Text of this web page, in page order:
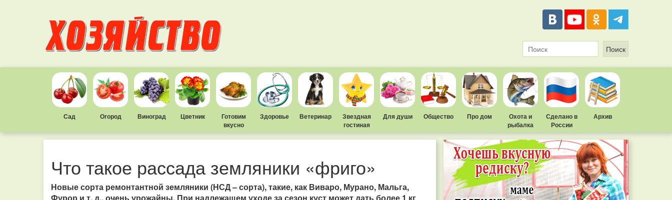
Сад Огород Виноград Цветник
Готовим
вкусно
Здоровье Ветеринар
Звездная
гостиная
Для души Общество Про дом
Охота и
рыбалка
Сделано в
России
Архив
Что такое рассада земляники «фриго»
Новые сорта ремонтантной земляники (НСД – сорта), такие, как Виваро, Мурано, Мальга,